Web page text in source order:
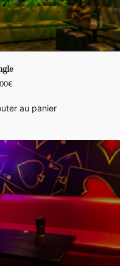
€
au panier